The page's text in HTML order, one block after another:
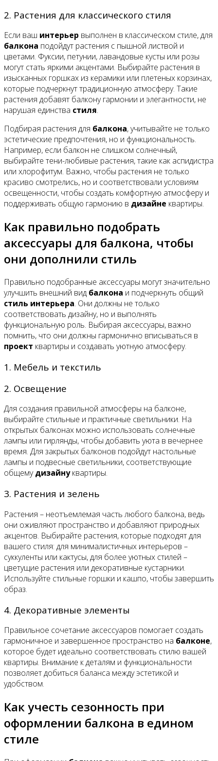
2. Растения для классического стиля
Если ваш интерьер выполнен в классическом стиле, для
балкона подойдут растения с пышной листвой и
цветами. Фуксии, петунии, лавандовые кусты или розы
могут стать яркими акцентами. Выбирайте растения в
изысканных горшках из керамики или плетеных корзинах,
которые подчеркнут традиционную атмосферу. Такие
растения добавят балкону гармонии и элегантности, не
нарушая единства стиля.
Подбирая растения для балкона, учитывайте не только
эстетические предпочтения, но и функциональность.
Например, если балкон не слишком солнечный,
выбирайте тени-любивые растения, такие как аспидистра
или хлорофитум. Важно, чтобы растения не только
красиво смотрелись, но и соответствовали условиям
освещенности, чтобы создать комфортную атмосферу и
поддерживать общую гармонию в дизайне квартиры.
Как правильно подобрать
аксессуары для балкона, чтобы
они дополнили стиль
Правильно подобранные аксессуары могут значительно
улучшить внешний вид балкона и подчеркнуть общий
стиль интерьера. Они должны не только
соответствовать дизайну, но и выполнять
функциональную роль. Выбирая аксессуары, важно
помнить, что они должны гармонично вписываться в
проект квартиры и создавать уютную атмосферу.
1. Мебель и текстиль
2. Освещение
Для создания правильной атмосферы на балконе,
выбирайте стильные и практичные светильники. На
открытых балконах можно использовать солнечные
лампы или гирлянды, чтобы добавить уюта в вечернее
время. Для закрытых балконов подойдут настольные
лампы и подвесные светильники, соответствующие
общемудизайнуквартиры.
3. Растения и зелень
Растения – неотъемлемая часть любого балкона, ведь
они оживляют пространство и добавляют природных
акцентов. Выбирайте растения, которые подходят для
вашего стиля: для минималистичных интерьеров –
суккуленты или кактусы, для более уютных стилей –
цветущие растения или декоративные кустарники.
Используйте стильные горшки и кашпо, чтобы завершить
образ.
4. Декоративные элементы
Правильное сочетание аксессуаров помогает создать
гармоничное и завершенное пространство на балконе,
которое будет идеально соответствовать стилю вашей
квартиры. Внимание к деталям и функциональности
позволяет добиться баланса между эстетикой и
удобством.
Как учесть сезонность при
оформлении балкона в едином
стиле